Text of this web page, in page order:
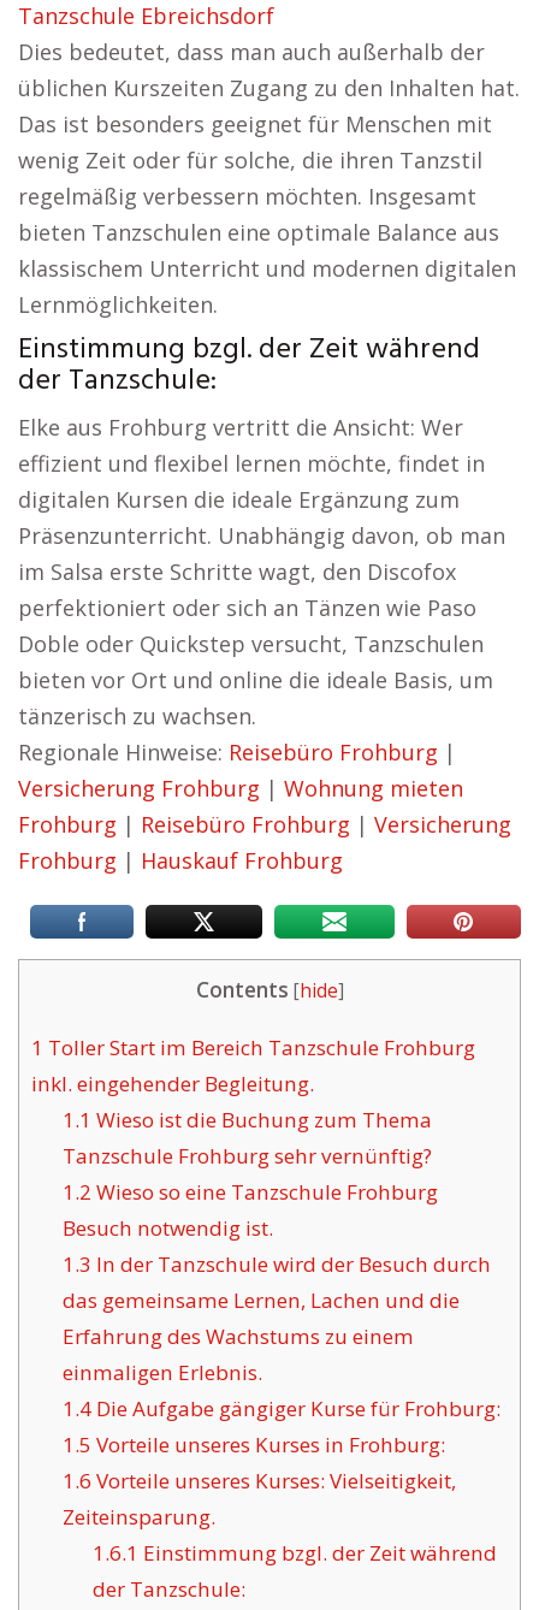
Tanzschule Ebreichsdorf
Dies bedeutet, dass man auch außerhalb der
üblichen Kurszeiten Zugang zu den Inhalten hat.
Das ist besonders geeignet für Menschen mit
wenig Zeit oder für solche, die ihren Tanzstil
regelmäßig verbessern möchten. Insgesamt
bieten Tanzschulen eine optimale Balance aus
klassischem Unterricht und modernen digitalen
Lernmöglichkeiten.
Einstimmung bzgl. der Zeit während
der Tanzschule:
Elke aus Frohburg vertritt die Ansicht: Wer
effizient und flexibel lernen möchte, findet in
digitalen Kursen die ideale Ergänzung zum
Präsenzunterricht. Unabhängig davon, ob man
im Salsa erste Schritte wagt, den Discofox
perfektioniert oder sich an Tänzen wie Paso
Doble oder Quickstep versucht, Tanzschulen
bieten vor Ort und online die ideale Basis, um
tänzerisch zu wachsen.
Regionale Hinweise: Reisebüro Frohburg |
Versicherung Frohburg | Wohnung mieten
Frohburg | Reisebüro Frohburg | Versicherung
Frohburg | Hauskauf Frohburg
Contents [hide]
1 Toller Start im Bereich Tanzschule Frohburg
inkl. eingehender Begleitung.
1.1 Wieso ist die Buchung zum Thema
Tanzschule Frohburg sehr vernünftig?
1.2 Wieso so eine Tanzschule Frohburg
Besuch notwendig ist.
1.3 In der Tanzschule wird der Besuch durch
das gemeinsame Lernen, Lachen und die
Erfahrung des Wachstums zu einem
einmaligen Erlebnis.
1.4Die Aufgabe gängiger Kurse für Frohburg:
1.5 Vorteile unseres Kurses in Frohburg:
1.6 Vorteile unseres Kurses: Vielseitigkeit,
Zeiteinsparung.
1.6.1 Einstimmung bzgl. der Zeit während
der Tanzschule: